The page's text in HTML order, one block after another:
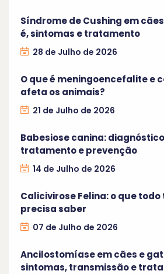
Síndrome de Cushing em
é, sintomas e tratamento
28 de Julho de 2026
O que é meningoencefalite e
afeta os animais?
21 de Julho de 2026
Babesiose canina:
tratamento e prevenção
14 de Julho de 2026
Calicivirose Felina: o que
precisa saber
07 de Julho de 2026
Ancilostomíase em cães e
sintomas, transmissão e